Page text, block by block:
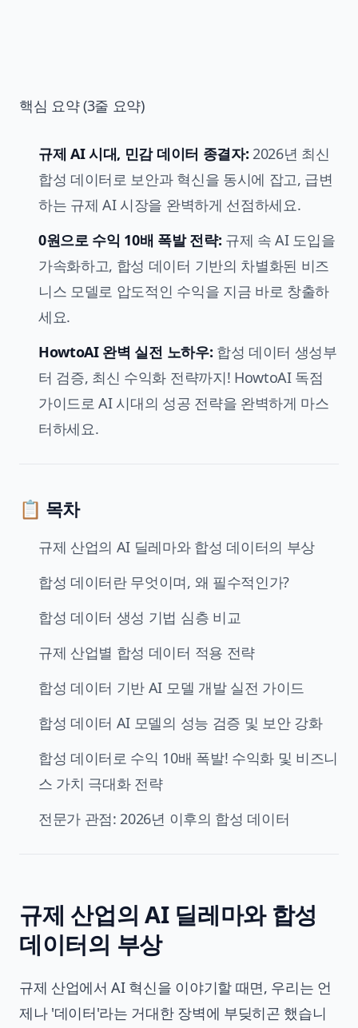
핵심 요약 (3줄 요약)
규제 AI 시대, 민감 데이터 종결자: 2026년 최신
합성 데이터로 보안과 혁신을 동시에 잡고, 급변
하는 규제 AI 시장을 완벽하게 선점하세요.
0원으로 수익 10배 폭발 전략: 규제 속 AI 도입을
가속화하고, 합성 데이터 기반의 차별화된 비즈
니스 모델로 압도적인 수익을 지금 바로 창출하
세요.
HowtoAI 완벽 실전 노하우: 합성 데이터 생성부
터 검증, 최신 수익화 전략까지! HowtoAI 독점
가이드로 AI 시대의 성공 전략을 완벽하게 마스
터하세요.
📋 목차
규제 산업의 AI 딜레마와 합성 데이터의 부상
합성 데이터란 무엇이며, 왜 필수적인가?
합성 데이터 생성 기법 심층 비교
규제 산업별 합성 데이터 적용 전략
합성 데이터 기반 AI 모델 개발 실전 가이드
합성 데이터 AI 모델의 성능 검증 및 보안 강화
합성 데이터로 수익 10배 폭발! 수익화 및 비즈니
스 가치 극대화 전략
전문가 관점: 2026년 이후의 합성 데이터
규제 산업의 AI 딜레마와 합성
데이터의 부상
규제 산업에서 AI 혁신을 이야기할 때면, 우리는 언
제나 '데이터'라는 거대한 장벽에 부딪히곤 했습니